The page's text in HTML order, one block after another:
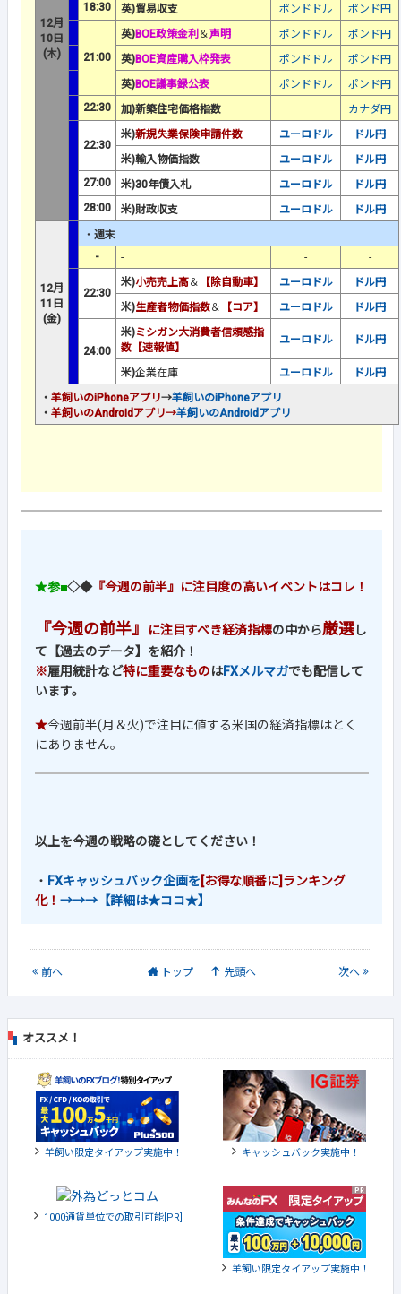
12月
10日
(木)
18:30
英)貿易収支 ポンドドル ポンド円
21:00
英)BOE政策金利 ＆声明 ポンドドル
ポンド円
英)BOE資産購入枠発表 ポンドドル
ポンド円
英)BOE議事録公表 ポンドドル
ポンド円
22:30
加)新築住宅価格指数 - カナダ円
22:30
米)新規失業保険申請件数 ユーロドル
ドル円
米)輸入物価指数
ユーロドル
ドル円
27:00
米)30年債入札 ユーロドル
ドル円
28:00
米)財政収支 ユーロドル ドル円
12月
11日
(金)
・ 週末
-
- - -
22:30
米)小売売上高＆ 【除自動車】 ユーロドル
ドル円
米)生産者物価指数＆ 【コア】 ユーロドル ドル円
24:00
米)ミシガン大消費者信頼感指
数【速報値】
ユーロドル ドル円
米)企業在庫 ユーロドル
ドル円
・ 羊飼いのiPhoneアプリ→羊飼いのiPhoneアプリ
・ 羊飼いのAndroidアプリ→羊飼いのAndroidアプリ
★参■◇◆『今週の前半』に注目度の高いイベントはコレ！
『今週の前半』 に注目すべき経済指標の中から厳選し
て【過去のデータ】を紹介！
※雇用統計など特に重要なものはFXメルマガでも配信して
います。
★今週前半(月＆火)で注目に値する米国の経済指標はとく
にありません。
以上を今週の戦略の礎としてください！
・ FXキャッシュバック企画を [お得な順番に]ランキング
化！ →→→【詳細は★ココ★】
前へ トップ 先頭へ 次へ
オススメ！
羊飼い限定タイアップ実施中！ キャッシュバック実施中！
1000通貨単位での取引可能[PR]
羊飼い限定タイアップ実施中！